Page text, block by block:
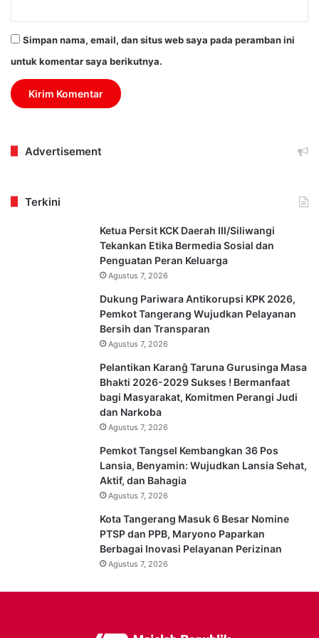
Simpan nama, email, dan situs web saya pada peramban ini
untuk komentar saya berikutnya.
Advertisement
Terkini
Ketua Persit KCK Daerah III/Siliwangi
Tekankan Etika Bermedia Sosial dan
Penguatan Peran Keluarga
Agustus 7, 2026
Dukung Pariwara Antikorupsi KPK 2026,
Pemkot Tangerang Wujudkan Pelayanan
Bersih dan Transparan
Agustus 7, 2026
Pelantikan Karanĝ Taruna Gurusinga Masa
Bhakti 2026-2029 Sukses ! Bermanfaat
bagi Masyarakat, Komitmen Perangi Judi
dan Narkoba
Agustus 7, 2026
Pemkot Tangsel Kembangkan 36 Pos
Lansia, Benyamin: Wujudkan Lansia Sehat,
Aktif, dan Bahagia
Agustus 7, 2026
Kota Tangerang Masuk 6 Besar Nomine
PTSP dan PPB, Maryono Paparkan
Berbagai Inovasi Pelayanan Perizinan
Agustus 7, 2026